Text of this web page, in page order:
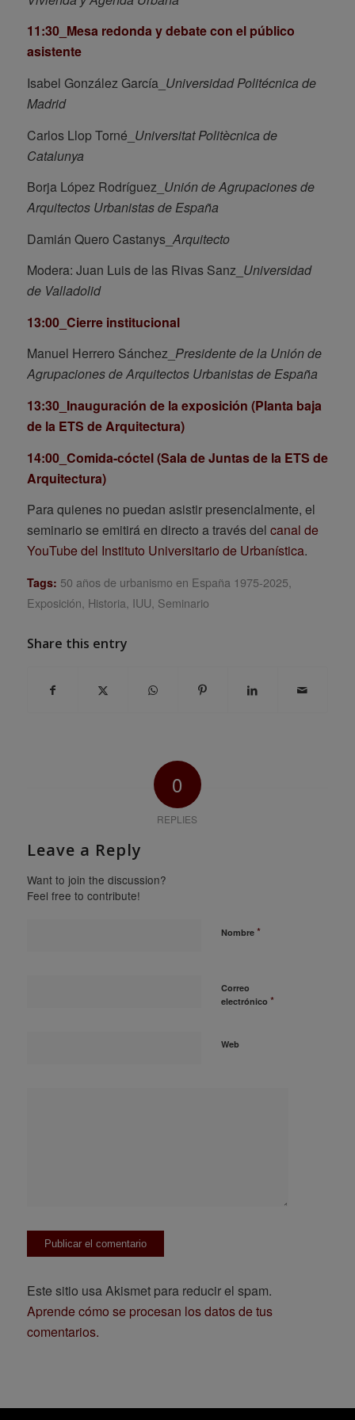
11:30_Mesa redonda y debate con el público
asistente
Isabel González García_ Universidad Politécnica de
Madrid
Carlos Llop Torné_ Universitat Politècnica de
Catalunya
Borja López Rodríguez_ Unión de Agrupaciones de
Arquitectos Urbanistas de España
Damián Quero Castanys_Arquitecto
Modera: Juan Luis de las Rivas Sanz_ Universidad
de Valladolid
13:00_Cierre institucional
Manuel Herrero Sánchez_ Presidente de la Unión de
Agrupaciones de Arquitectos Urbanistas de España
13:30_Inauguración de la exposición (Planta baja
de la ETS de Arquitectura)
14:00_Comida-cóctel (Sala de Juntas de la ETS de
Arquitectura)
Para quienes no puedan asistir presencialmente, el
seminario se emitirá en directo a través del canal de
YouTube del Instituto Universitario de Urbanística.
Tags: 50 años de urbanismo en España 1975-2025
Exposición Historia IUU Seminario
Share this entry
0
REPLIES
Leave a Reply
Want to join the discussion?
Feel free to contribute!
Nombre *
Correo
electrónico *
Web
Este sitio usa Akismet para reducir el spam.
Aprende cómo se procesan los datos de tus
comentarios.